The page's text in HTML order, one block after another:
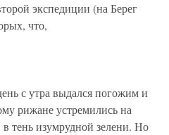
экспедиции (на Берег
что,
с утра выдался погожим и
рижане устремились на
тень изумрудной зелени. Но